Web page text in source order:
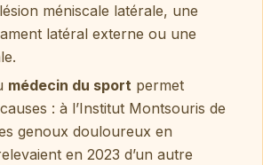
méniscale latérale, une
latéral externe ou une
médecin du sport permet
: à l’Institut Montsouris de
genoux douloureux en
en 2023 d’un autre